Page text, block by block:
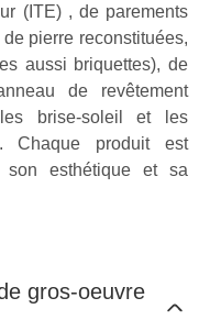
(ITE) , de parements
pierre reconstituées,
aussi briquettes), de
de revêtement
brise-soleil et les
Chaque produit est
son esthétique et sa
gros-oeuvre